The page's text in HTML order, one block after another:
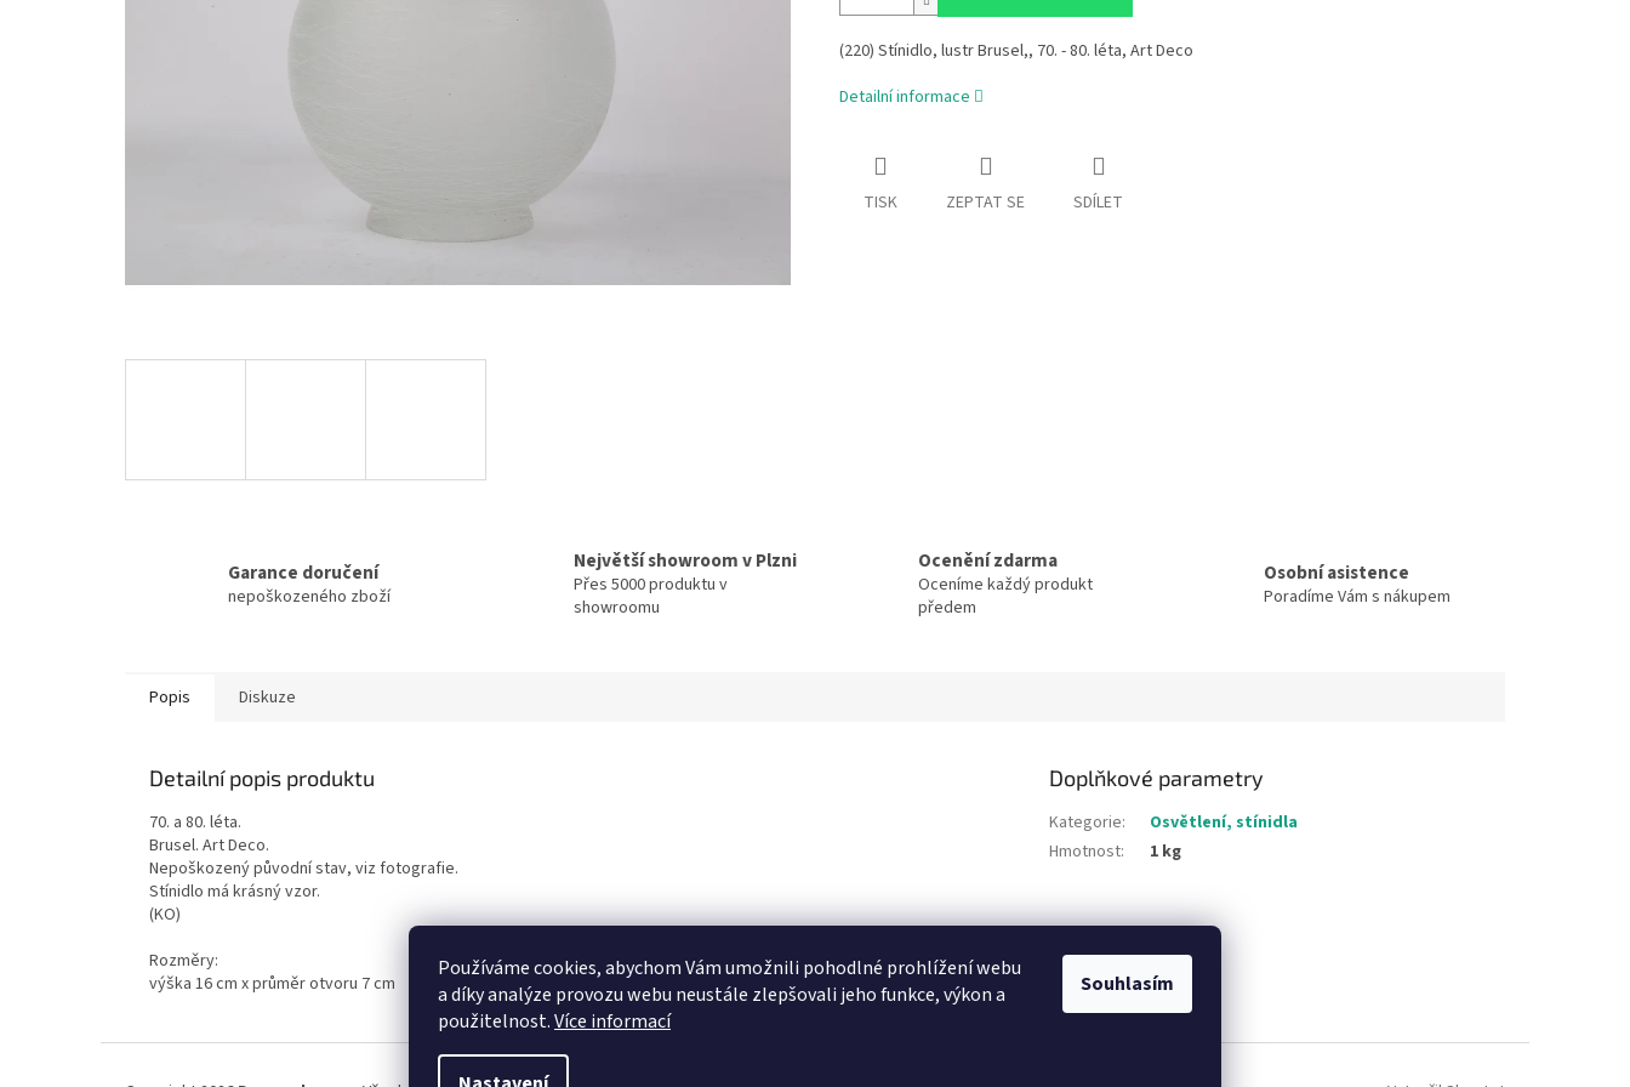
Používáme cookies, abychom Vám umožnili pohodlné prohlížení webu
a díky analýze provozu webu neustále zlepšovali jeho funkce, výkon a
použitelnost.Více informací
Souhlasím
(220) Stínidlo, lustr Brusel,, 70. - 80. léta, Art Deco
Detailní informace
TISK ZEPTAT SE SDÍLET
Garance doručení
nepoškozeného zboží
Největší showroom v Plzni
Přes 5000 produktu v
showroomu
Ocenění zdarma
Oceníme každý produkt
předem
Osobní asistence
Poradíme Vám s nákupem
Popis Diskuze
Detailní popis produktu
70. a 80. léta.
Brusel. Art Deco.
Nepoškozený původní stav, viz fotografie.
Stínidlo má krásný vzor.
(KO)
Rozměry:
výška 16 cm x průměr otvoru 7 cm
Doplňkové parametry
Kategorie:
Osvětlení, stínidla
Hmotnost: 1 kg